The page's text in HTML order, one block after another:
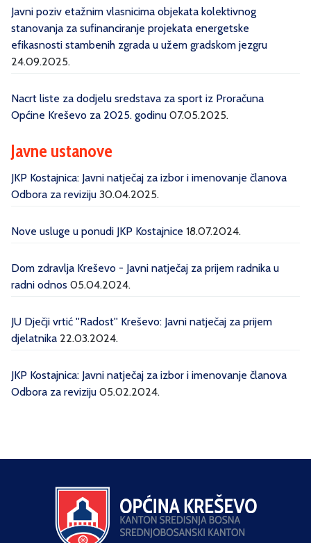
Javni poziv etažnim vlasnicima objekata kolektivnog
stanovanja za sufinanciranje projekata energetske
efikasnosti stambenih zgrada u užem gradskom jezgru
24.09.2025.
Nacrt liste za dodjelu sredstava za sport iz Proračuna
Općine Kreševo za 2025. godinu 07.05.2025.
Javne ustanove
JKP Kostajnica: Javni natječaj za izbor i imenovanje članova
Odbora za reviziju 30.04.2025.
Nove usluge u ponudi JKP Kostajnice 18.07.2024.
Dom zdravlja Kreševo - Javni natječaj za prijem radnika u
radni odnos 05.04.2024.
JU Dječji vrtić ''Radost'' Kreševo: Javni natječaj za prijem
djelatnika 22.03.2024.
JKP Kostajnica: Javni natječaj za izbor i imenovanje članova
Odbora za reviziju 05.02.2024.